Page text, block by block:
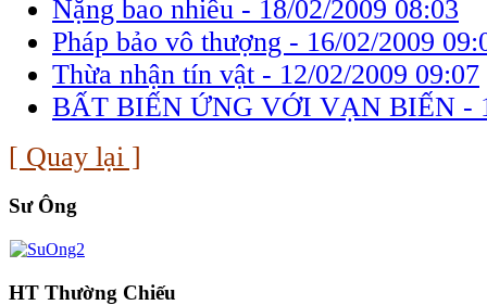
Nặng bao nhiêu - 18/02/2009 08:03
Pháp bảo vô thượng - 16/02/2009
Thừa nhận tín vật - 12/02/2009 09:07
BẤT BIẾN ỨNG VỚI VẠN BIẾN -
[ Quay lại ]
Sư Ông
HT Thường Chiếu